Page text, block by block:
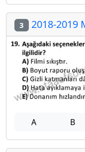
3 2018-2019
A B